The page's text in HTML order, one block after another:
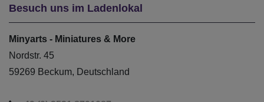
Besuch uns im Ladenlokal
Minyarts - Miniatures & More
Nordstr. 45
59269 Beckum, Deutschland